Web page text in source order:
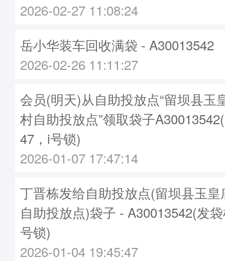
2026-02-27 11:08:24
岳小华装车回收满袋 - A30013542
2026-02-26 11:11:27
会员(明天)从自助投放点“留坝县玉
村自助投放点”领取袋子
47，i号锁)
2026-01-07 17:47:14
丁晋栋发给自助投放点(留坝县玉
自助投放点)袋子 - A30013542(发
号锁)
2026-01-04 19:45:47